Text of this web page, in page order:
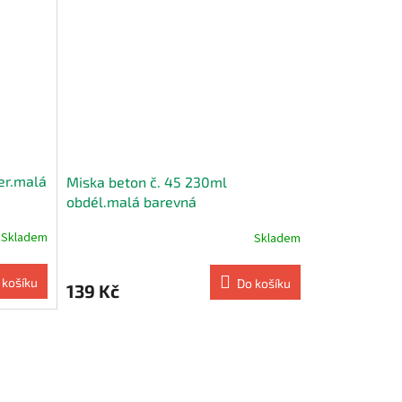
Skladem
Miska beton č. 45 230ml
obdél.malá barevná
Skladem
139 Kč Do košíku